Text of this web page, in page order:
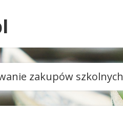
zakupów szkolnych